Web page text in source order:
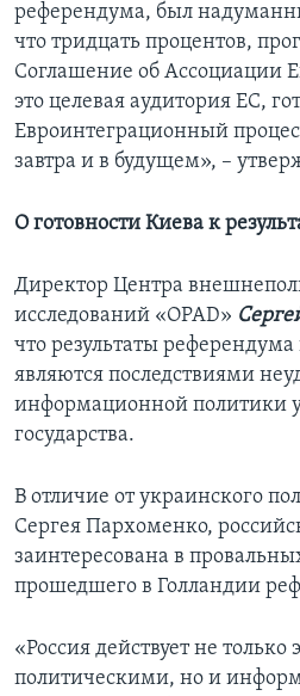
референдума, был
что тридцать процентов,
Соглашение об Ассоциации
это целевая аудитория ЕС,
Евроинтеграционный
завтра и в будущем», –
О готовности Киева к
Директор Центра
исследований «OPAD»
что результаты
являются последствиями
информационной политики
государства.
В отличие от украинского
Сергея Пархоменко,
заинтересована в
прошедшего в Голландии
«Россия действует не
политическими, но и